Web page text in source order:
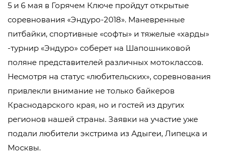
5 и 6 мая в Горячем Ключе пройдут открытые
соревнования «Эндуро-2018». Маневренные
питбайки, спортивные «софты» и тяжелые «харды»
-турнир «Эндуро» соберет на Шапошниковой
поляне представителей различных мотоклассов.
Несмотря на статус «любительских», соревнования
привлекли внимание не только байкеров
Краснодарского края, но и гостей из других
регионов нашей страны. Заявки на участие уже
подали любители экстрима из Адыгеи, Липецка и
Москвы.